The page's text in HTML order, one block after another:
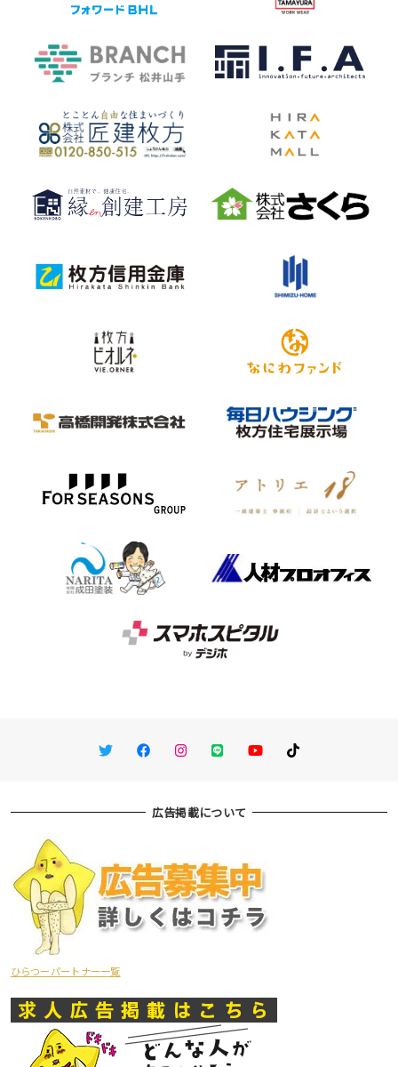
TwitterFacebookInstagram
LINE You TubeTikTok
広告掲載について
ひらつーパートナー一覧